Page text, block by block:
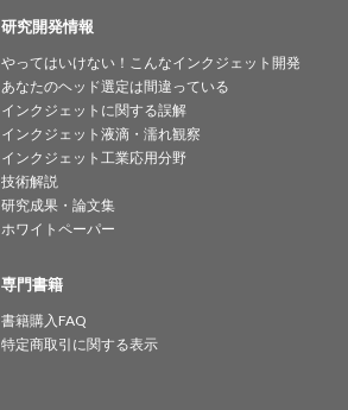
研究開発情報
やってはいけない！こんなインクジェット開発
あなたのヘッド選定は間違っている
インクジェットに関する誤解
インクジェット液滴・濡れ観察
インクジェット工業応用分野
技術解説
研究成果・論文集
ホワイトペーパー
専門書籍
書籍購入FAQ
特定商取引に関する表示